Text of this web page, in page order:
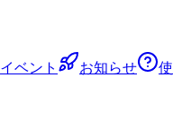
イベント お知らせ